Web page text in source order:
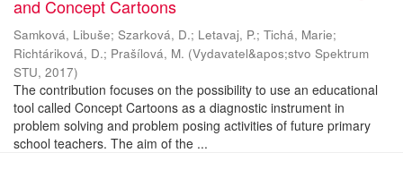
and Concept Cartoons
Samková, Libuše; Szarková, D.; Letavaj, P.; Tichá, Marie;
Richtáriková, D.; Prašílová, M. (Vydavatel&apos;stvo Spektrum
STU, 2017)
The contribution focuses on the possibility to use an educational
tool called Concept Cartoons as a diagnostic instrument in
problem solving and problem posing activities of future primary
school teachers. The aim of the ...